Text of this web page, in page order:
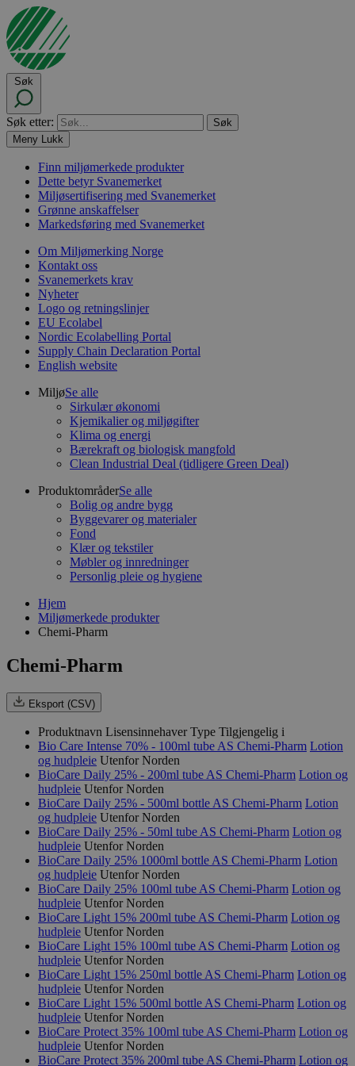
Søk
Søk etter:
Meny Lukk
Finn miljømerkede produkter
Dette betyr Svanemerket
Miljøsertifisering med Svanemerket
Grønne anskaffelser
Markedsføring med Svanemerket
Om Miljømerking Norge
Kontakt oss
Svanemerkets krav
Nyheter
Logo og retningslinjer
EU Ecolabel
Nordic Ecolabelling Portal
Supply Chain Declaration Portal
English website
MiljøSe alle
Sirkulær økonomi
Kjemikalier og miljøgifter
Klima og energi
Bærekraft og biologisk mangfold
Clean Industrial Deal (tidligere Green Deal)
ProduktområderSe alle
Bolig og andre bygg
Byggevarer og materialer
Fond
Klær og tekstiler
Møbler og innredninger
Personlig pleie og hygiene
Hjem
Miljømerkede produkter
Chemi-Pharm
Chemi-Pharm
Eksport (CSV)
Produktnavn Lisensinnehaver Type Tilgjengelig i
Bio Care Intense 70% - 100ml tube AS Chemi-Pharm Lotion
og hudpleie Utenfor Norden
BioCare Daily 25% - 200ml tube AS Chemi-Pharm Lotion og
hudpleie Utenfor Norden
BioCare Daily 25% - 500ml bottle AS Chemi-Pharm Lotion
og hudpleie Utenfor Norden
BioCare Daily 25% - 50ml tube AS Chemi-Pharm Lotion og
hudpleie Utenfor Norden
BioCare Daily 25% 1000ml bottle AS Chemi-Pharm Lotion
og hudpleie Utenfor Norden
BioCare Daily 25% 100ml tube AS Chemi-Pharm Lotion og
hudpleie Utenfor Norden
BioCare Light 15% 200ml tube AS Chemi-Pharm Lotion og
hudpleie Utenfor Norden
BioCare Light 15% 100ml tube AS Chemi-Pharm Lotion og
hudpleie Utenfor Norden
BioCare Light 15% 250ml bottle AS Chemi-Pharm Lotion og
hudpleie Utenfor Norden
BioCare Light 15% 500ml bottle AS Chemi-Pharm Lotion og
hudpleie Utenfor Norden
BioCare Protect 35% 100ml tube AS Chemi-Pharm Lotion og
hudpleie Utenfor Norden
BioCare Protect 35% 200ml tube AS Chemi-Pharm Lotion og